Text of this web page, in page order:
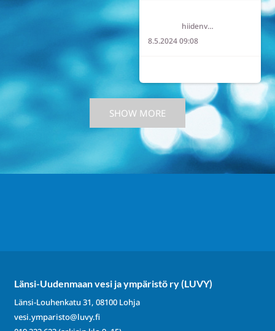
hiidenvesi
8.5.2024 09:08
SHOW MORE
Länsi-Uudenmaan vesi ja ympäristö ry (LUVY)
Länsi-Louhenkatu 31, 08100 Lohja
vesi.ymparisto@luvy.fi